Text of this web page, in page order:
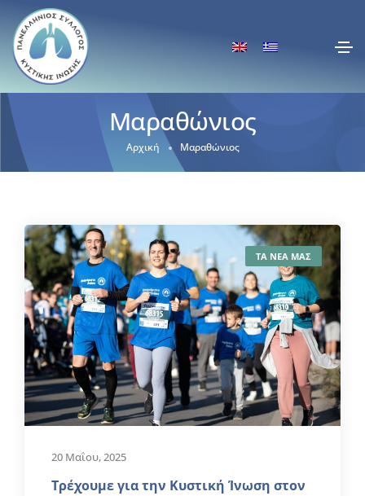
Μαραθώνιος
Αρχική Μαραθώνιος
ΤΑ ΝΕΑ ΜΑΣ
20 Μαΐου, 2025
Τρέχουμε για την Κυστική Ίνωση στον